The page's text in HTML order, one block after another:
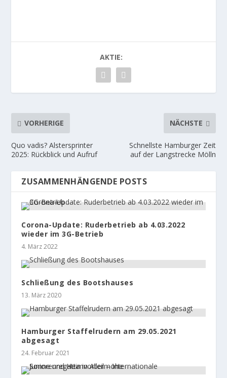
AKTIE:
VORHERIGE
Quo vadis? Alstersprinter
2025: Rückblick und Aufruf
NÄCHSTE
Schnellste Hamburger Zeit
auf der Langstrecke Mölln
ZUSAMMENHÄNGENDE POSTS
Corona-Update: Ruderbetrieb ab 4.03.2022
wieder im 3G-Betrieb
4. März 2022
Schließung des Bootshauses
13. März 2020
Hamburger Staffelrudern am 29.05.2021
abgesagt
24. Februar 2021